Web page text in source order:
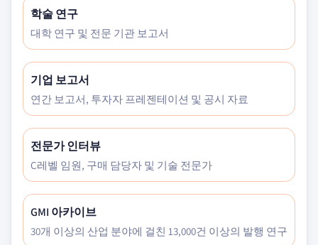
학술 연구
대학 연구 및 전문 기관 보고서
기업 보고서
연간 보고서, 투자자 프레젠테이션 및 공시 자료
전문가 인터뷰
C레벨 임원, 구매 담당자 및 기술 전문가
GMI 아카이브
30개 이상의 산업 분야에 걸친 13,000건 이상의 발행 연구